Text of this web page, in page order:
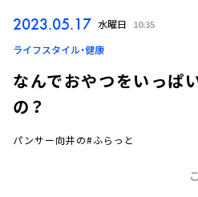
ログイン
2023.05.17 水曜日 10:35
ライフスタイル・健康
なんでおやつをいっぱ
の？
パンサー向井の#ふらっと